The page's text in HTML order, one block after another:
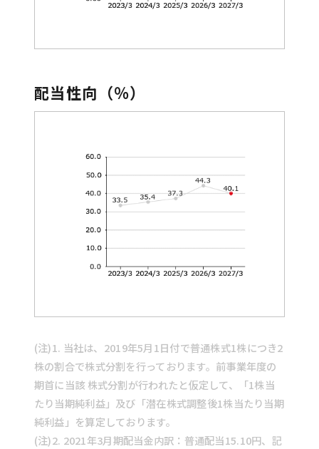
配当性向（％）
(注)1. 当社は、2019年5月1日付で普通株式1株につき2
株の割合で株式分割を行っております。前事業年度の
期首に当該 株式分割が行われたと仮定して、「1株当
たり当期純利益」及び「潜在株式調整後1株当たり当期
純利益」を算定しております。
(注)2. 2021年3月期配当金内訳：普通配当15.10円、記
資本提携・事業承継等のご相談
プライバシーポリシー
サイトマップ
English